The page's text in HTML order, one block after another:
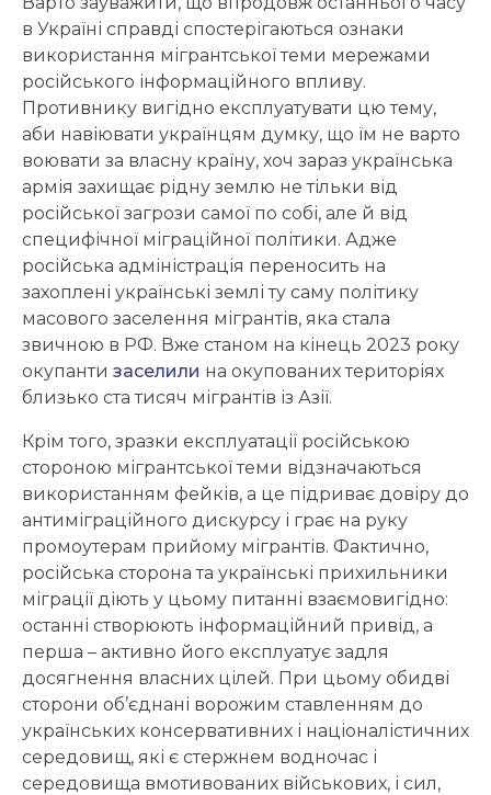
в Україні справді спостерігаються ознаки
використання мігрантської теми мережами
російського інформаційного впливу.
Противнику вигідно експлуатувати цю тему,
аби навіювати українцям думку, що їм не варто
воювати за власну країну, хоч зараз українська
армія захищає рідну землю не тільки від
російської загрози самої по собі, але й від
специфічної міграційної політики. Адже
російська адміністрація переносить на
захоплені українські землі ту саму політику
масового заселення мігрантів, яка стала
звичною в РФ. Вже станом на кінець 2023 року
окупанти заселили на окупованих територіях
близько ста тисяч мігрантів із Азії.
Крім того, зразки експлуатації російською
стороною мігрантської теми відзначаються
використанням фейків, а це підриває довіру до
антиміграційного дискурсу і грає на руку
промоутерам прийому мігрантів. Фактично,
російська сторона та українські прихильники
міграції діють у цьому питанні взаємовигідно:
останні створюють інформаційний привід, а
перша – активно його експлуатує задля
досягнення власних цілей. При цьому обидві
сторони об’єднані ворожим ставленням до
українських консервативних і націоналістичних
середовищ, які є стержнем водночас і
середовища вмотивованих військових, і сил,